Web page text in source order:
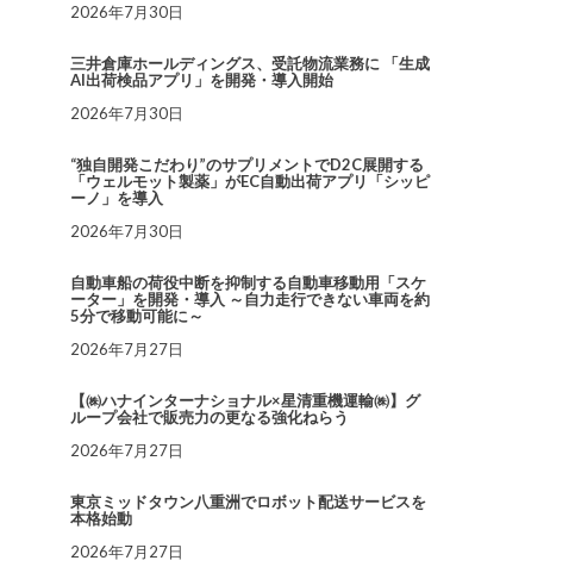
2026年7月30日
三井倉庫ホールディングス、受託物流業務に 「生成
AI出荷検品アプリ」を開発・導入開始
2026年7月30日
“独自開発こだわり”のサプリメントでD2C展開する
「ウェルモット製薬」がEC自動出荷アプリ「シッピ
ーノ」を導入
2026年7月30日
自動車船の荷役中断を抑制する自動車移動用「スケ
ーター」を開発・導入 ～自力走行できない車両を約
5分で移動可能に～
2026年7月27日
【㈱ハナインターナショナル×星清重機運輸㈱】グ
ループ会社で販売力の更なる強化ねらう
2026年7月27日
東京ミッドタウン八重洲でロボット配送サービスを
本格始動
2026年7月27日